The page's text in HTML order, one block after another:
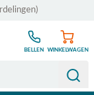
BELLEN WINKELWAGEN